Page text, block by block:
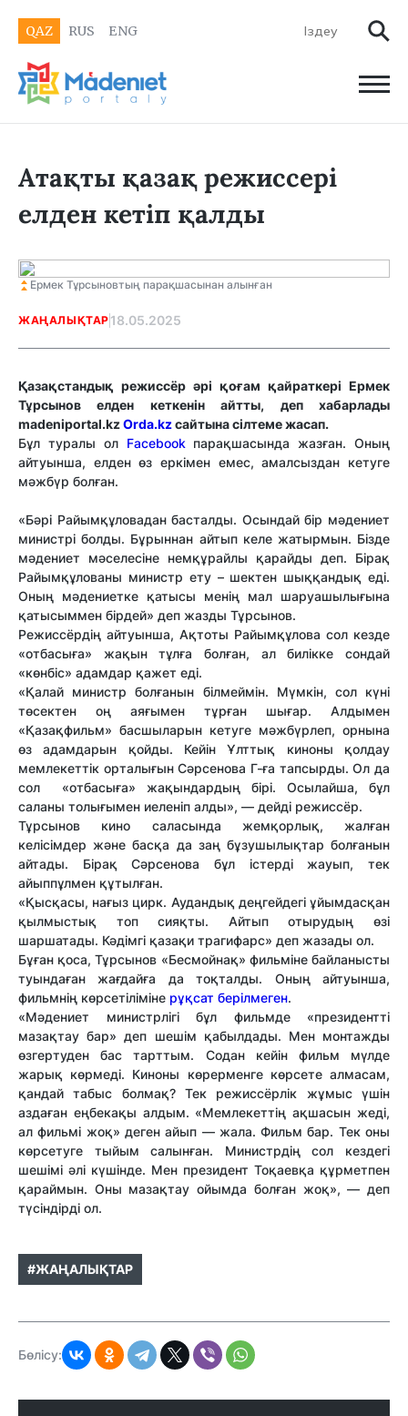
QAZ RUS ENG
Атақты қазақ режиссері
елден кетіп қалды
Ермек Тұрсыновтың парақшасынан алынған
ЖАҢАЛЫҚТАР 18.05.2025
Қазақстандық режиссёр әрі қоғам қайраткері Ермек
Тұрсынов елден кеткенін айтты, деп хабарлады
madeniportal.kzOrda.kzсайтына сілтеме жасап.
Бұл туралы ол Facebookпарақшасында жазған. Оның
айтуынша, елден өз еркімен емес, амалсыздан кетуге
мәжбүр болған.
«Бәрі Райымқұловадан басталды. Осындай бір мәдениет
министрі болды. Бұрыннан айтып келе жатырмын. Бізде
мәдениет мәселесіне немқұрайлы қарайды деп. Бірақ
Райымқұлованы министр ету – шектен шыққандық еді.
Оның мәдениетке қатысы менің мал шаруашылығына
қатысыммен бірдей» деп жазды Тұрсынов.
Режиссёрдің айтуынша, Ақтоты Райымқұлова сол кезде
«отбасыға» жақын тұлға болған, ал билікке сондай
«көнбіс» адамдар қажет еді.
«Қалай министр болғанын білмеймін. Мүмкін, сол күні
төсектен оң аяғымен тұрған шығар. Алдымен
«Қазақфильм» басшыларын кетуге мәжбүрлеп, орнына
өз адамдарын қойды. Кейін Ұлттық киноны қолдау
мемлекеттік орталығын Сәрсенова Г-ға тапсырды. Ол да
сол «отбасыға» жақындардың бірі. Осылайша, бұл
саланы толығымен иеленіп алды», — дейді режиссёр.
Тұрсынов кино саласында жемқорлық, жалған
келісімдер және басқа да заң бұзушылықтар болғанын
айтады. Бірақ Сәрсенова бұл істерді жауып, тек
айыппұлмен құтылған.
«Қысқасы, нағыз цирк. Аудандық деңгейдегі ұйымдасқан
қылмыстық топ сияқты. Айтып отырудың өзі
шаршатады. Кәдімгі қазақи трагифарс» деп жазады ол.
Бұған қоса, Тұрсынов «Бесмойнақ» фильміне байланысты
туындаған жағдайға да тоқталды. Оның айтуынша,
фильмнің көрсетіліміне рұқсат берілмеген.
«Мәдениет министрлігі бұл фильмде «президентті
мазақтау бар» деп шешім қабылдады. Мен монтажды
өзгертуден бас тарттым. Содан кейін фильм мүлде
жарық көрмеді. Киноны көрерменге көрсете алмасам,
қандай табыс болмақ? Тек режиссёрлік жұмыс үшін
аздаған еңбекақы алдым. «Мемлекеттің ақшасын жеді,
ал фильмі жоқ» деген айып — жала. Фильм бар. Тек оны
көрсетуге тыйым салынған. Министрдің сол кездегі
шешімі әлі күшінде. Мен президент Тоқаевқа құрметпен
қараймын. Оны мазақтау ойымда болған жоқ», — деп
түсіндірді ол.
#ЖАҢАЛЫҚТАР
Бөлісу: